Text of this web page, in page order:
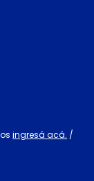
ingresá acá. /